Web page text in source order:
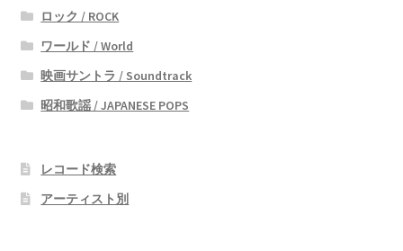
ロック / ROCK
ワールド / World
映画サントラ / Soundtrack
昭和歌謡 / JAPANESE POPS
レコード検索
アーティスト別